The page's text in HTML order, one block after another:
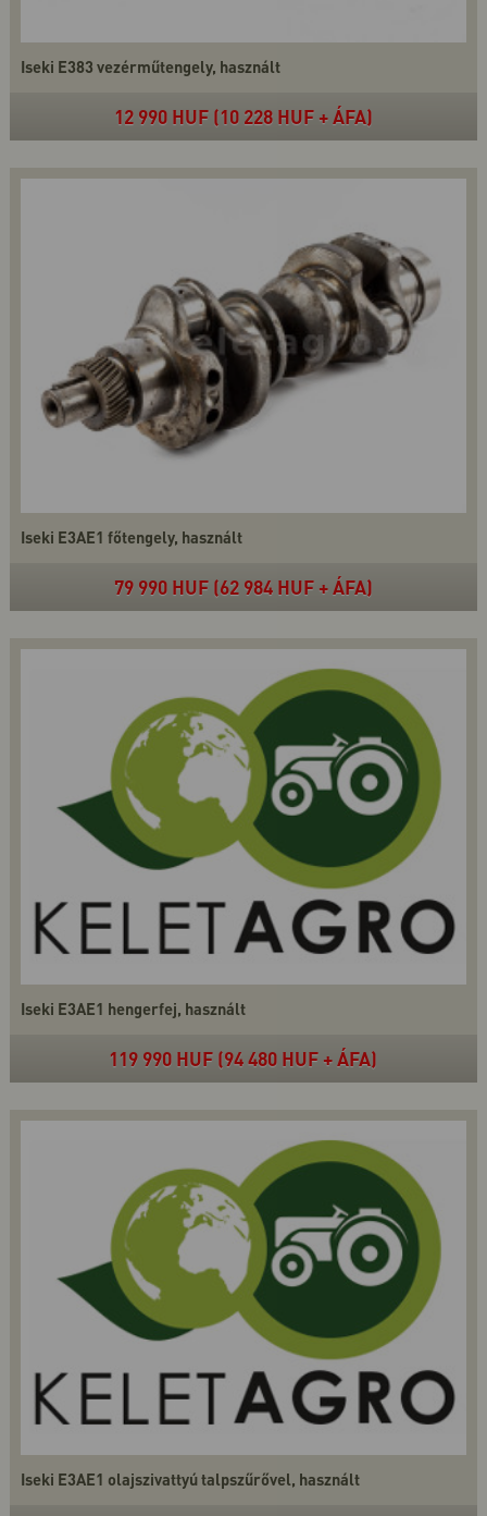
Iseki E383 vezérműtengely, használt
12 990 HUF (10 228 HUF + ÁFA)
Iseki E3AE1 főtengely, használt
79 990 HUF (62 984 HUF + ÁFA)
Iseki E3AE1 hengerfej, használt
119 990 HUF (94 480 HUF + ÁFA)
Iseki E3AE1 olajszivattyú talpszűrővel, használt